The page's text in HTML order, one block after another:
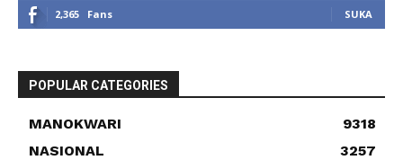
2,365 Fans SUKA
POPULAR CATEGORIES
MANOKWARI
9318
NASIONAL
3257